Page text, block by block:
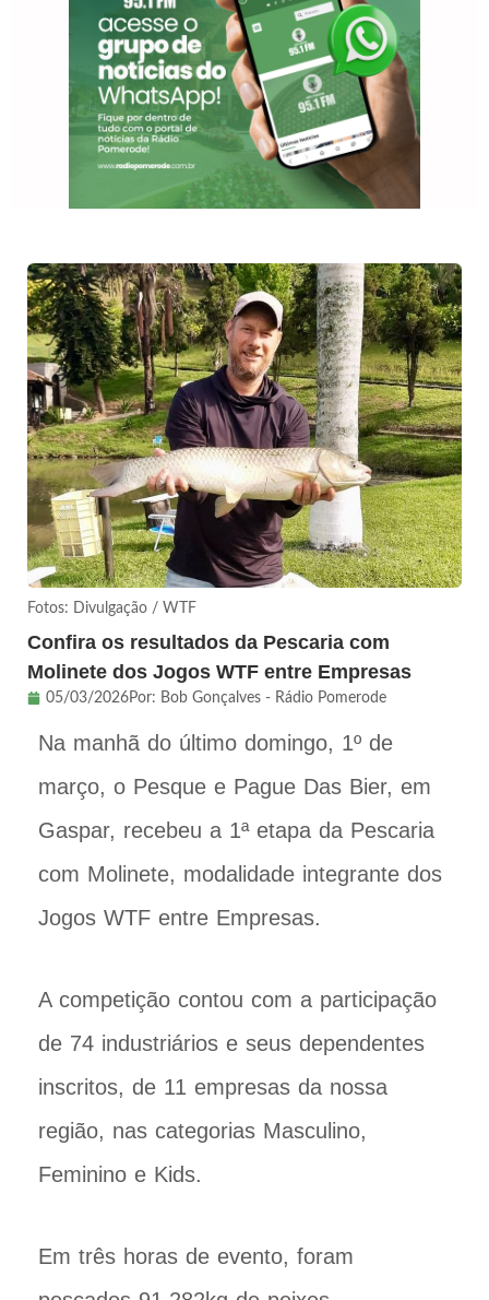
Fotos: Divulgação / WTF
Confira os resultados da Pescaria com
Molinete dos Jogos WTF entre Empresas
05/03/2026Por: Bob Gonçalves - Rádio Pomerode
Na manhã do último domingo, 1º de
março, o Pesque e Pague Das Bier, em
Gaspar, recebeu a 1ª etapa da Pescaria
com Molinete, modalidade integrante dos
Jogos WTF entre Empresas.
A competição contou com a participação
de 74 industriários e seus dependentes
inscritos, de 11 empresas da nossa
região, nas categorias Masculino,
Feminino e Kids.
Em três horas de evento, foram